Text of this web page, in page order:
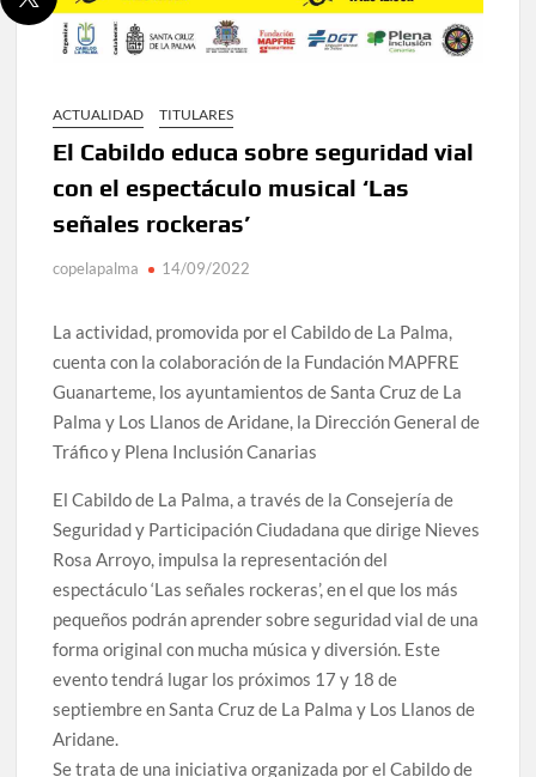
ACTUALIDAD TITULARES
El Cabildo educa sobre seguridad vial
con el espectáculo musical ‘Las
señales rockeras’
copelapalma 14/09/2022
La actividad, promovida por el Cabildo de La Palma,
cuenta con la colaboración de la Fundación MAPFRE
Guanarteme, los ayuntamientos de Santa Cruz de La
Palma y Los Llanos de Aridane, la Dirección General de
Tráfico y Plena Inclusión Canarias
El Cabildo de La Palma, a través de la Consejería de
Seguridad y Participación Ciudadana que dirige Nieves
Rosa Arroyo, impulsa la representación del
espectáculo ‘Las señales rockeras’, en el que los más
pequeños podrán aprender sobre seguridad vial de una
forma original con mucha música y diversión. Este
evento tendrá lugar los próximos 17 y 18 de
septiembre en Santa Cruz de La Palma y Los Llanos de
Aridane.
Se trata de una iniciativa organizada por el Cabildo de